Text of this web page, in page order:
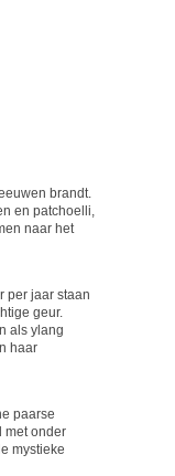
brandt.
en patchoelli,
naar het
per jaar staan
geur.
als ylang
haar
paarse
met onder
mystieke